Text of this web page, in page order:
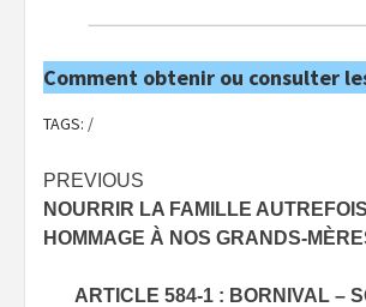
Comment obtenir ou consulter
TAGS: /
Post
navigation
PREVIOUS
NOURRIR LA FAMILLE
HOMMAGE À NOS GRANDS-
ARTICLE 584-1 : BORNIVAL –